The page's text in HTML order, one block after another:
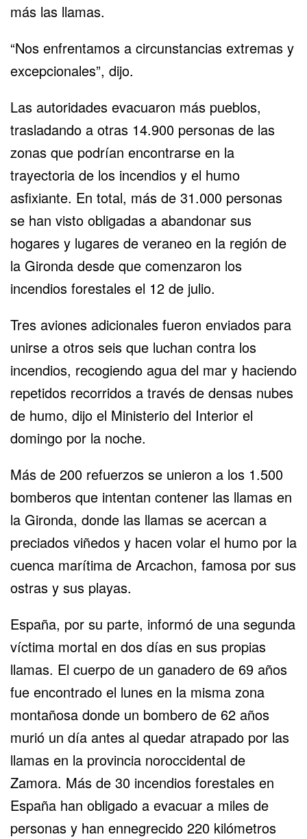
más las llamas.
“Nos enfrentamos a circunstancias extremas y
excepcionales”, dijo.
Las autoridades evacuaron más pueblos,
trasladando a otras 14.900 personas de las
zonas que podrían encontrarse en la
trayectoria de los incendios y el humo
asfixiante. En total, más de 31.000 personas
se han visto obligadas a abandonar sus
hogares y lugares de veraneo en la región de
la Gironda desde que comenzaron los
incendios forestales el 12 de julio.
Tres aviones adicionales fueron enviados para
unirse a otros seis que luchan contra los
incendios, recogiendo agua del mar y haciendo
repetidos recorridos a través de densas nubes
de humo, dijo el Ministerio del Interior el
domingo por la noche.
Más de 200 refuerzos se unieron a los 1.500
bomberos que intentan contener las llamas en
la Gironda, donde las llamas se acercan a
preciados viñedos y hacen volar el humo por la
cuenca marítima de Arcachon, famosa por sus
ostras y sus playas.
España, por su parte, informó de una segunda
víctima mortal en dos días en sus propias
llamas. El cuerpo de un ganadero de 69 años
fue encontrado el lunes en la misma zona
montañosa donde un bombero de 62 años
murió un día antes al quedar atrapado por las
llamas en la provincia noroccidental de
Zamora. Más de 30 incendios forestales en
España han obligado a evacuar a miles de
personas y han ennegrecido 220 kilómetros